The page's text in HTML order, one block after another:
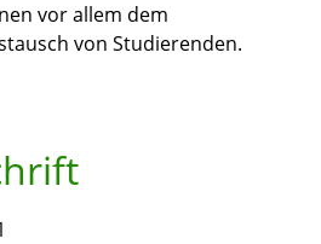
vor allem dem
von Studierenden.